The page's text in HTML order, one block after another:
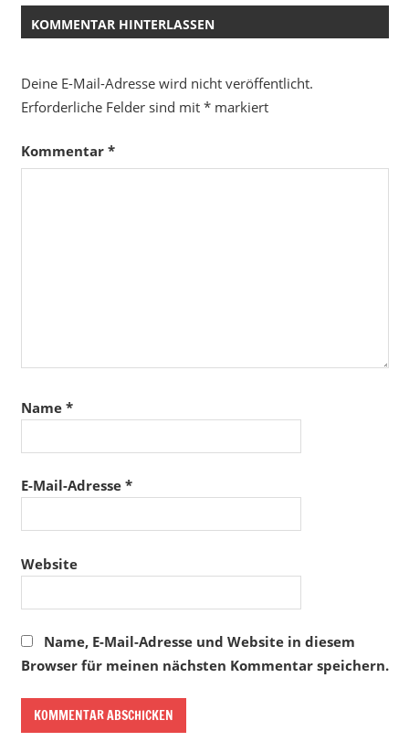
KOMMENTAR HINTERLASSEN
Deine E-Mail-Adresse wird nicht veröffentlicht.
Erforderliche Felder sind mit *markiert
Kommentar *
Name *
E-Mail-Adresse *
Website
Name, E-Mail-Adresse und Website in diesem
Browser für meinen nächsten Kommentar speichern.